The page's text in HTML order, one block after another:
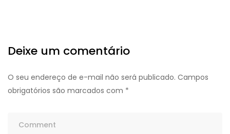
Deixe um comentário
O seu endereço de e-mail não será publicado. Campos
obrigatórios são marcados com *